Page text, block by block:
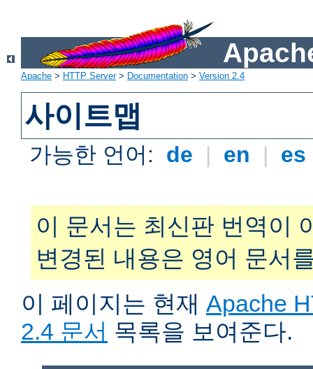
Apache > HTTP Server> Documentation > Version 2.4
사이트맵
가능한 언어: de | en | es
이 문서는 최신판 번역이
변경된 내용은 영어 문서
이 페이지는 현재 Apache
2.4 문서 목록을 보여준다.